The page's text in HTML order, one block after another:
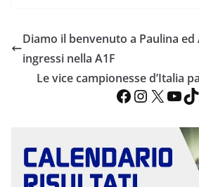
Diamo il benvenuto a Paulina
ingressi nella A1F
Le vice campionesse d’Italia
Facebook InstagramX YouTube TikTok